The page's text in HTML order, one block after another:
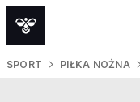
SPORT PIŁKA NOŻNA